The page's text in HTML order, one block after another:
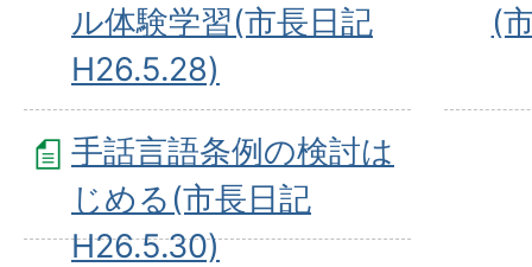
ル体験学習(市長日記
H26.5.28)
(
手話言語条例の検討は
じめる(市長日記
H26.5.30)